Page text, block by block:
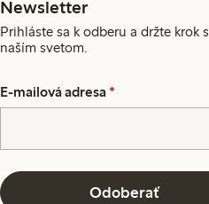
Newsletter
Prihláste sa k odberu a držte krok s
naším svetom.
E-mailová adresa *
Odoberať